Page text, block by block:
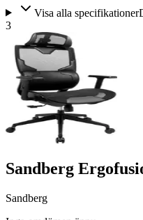
Visa alla specifikationer
3
Sandberg
Sandberg